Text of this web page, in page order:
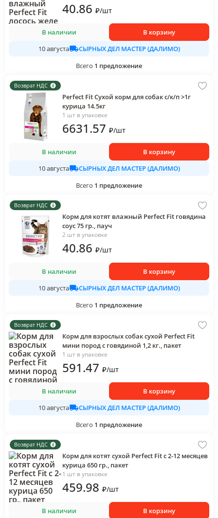
40.86 ₽/шт
В наличии
В корзину
10 августа
СЫРНЫХ ДЕЛ МАСТЕР (ДАЛИМО)
Всего 1 предложение
Возврат НДС
Perfect Fit Сухой корм для собак с/к/п >1г
курица 14.5кг
1 шт в упаковке
6631.57 ₽/шт
В наличии
В корзину
10 августа
СЫРНЫХ ДЕЛ МАСТЕР (ДАЛИМО)
Всего 1 предложение
Возврат НДС
Корм для котят влажный Perfect Fit говядина
соус 75 гр., пауч
2 шт в упаковке
40.86 ₽/шт
В наличии
В корзину
10 августа
СЫРНЫХ ДЕЛ МАСТЕР (ДАЛИМО)
Всего 1 предложение
Возврат НДС
Корм для взрослых собак сухой Perfect Fit
мини пород с говядиной 1,2 кг., пакет
1 шт в упаковке
591.47 ₽/шт
В наличии
В корзину
10 августа
СЫРНЫХ ДЕЛ МАСТЕР (ДАЛИМО)
Всего 1 предложение
Возврат НДС
Корм для котят сухой Perfect Fit с 2-12 месяцев
курица 650 гр., пакет
1 шт в упаковке
459.98 ₽/шт
В наличии В корзину